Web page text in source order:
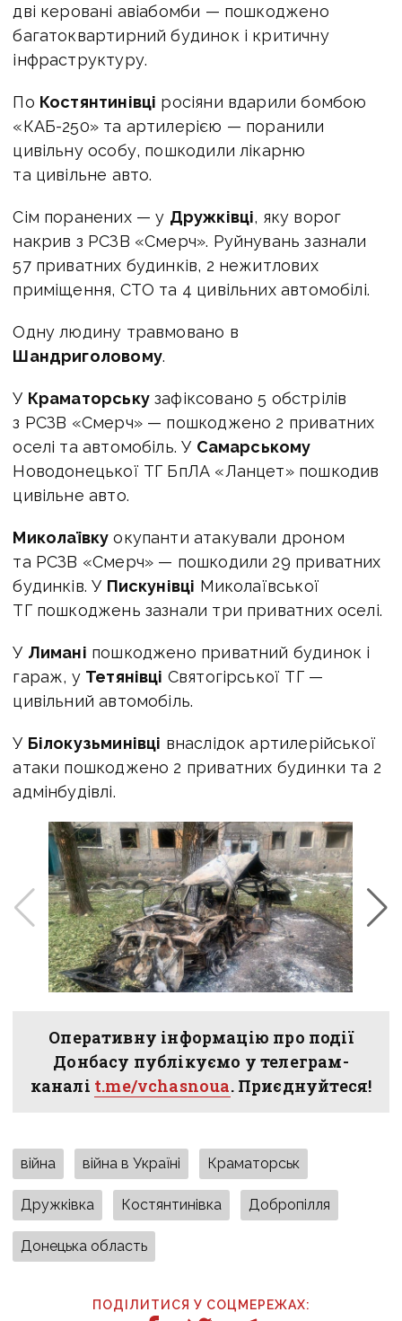
дві керовані авіабомби — пошкоджено
багатоквартирний будинок і критичну
інфраструктуру.
По Костянтинівці росіяни вдарили бомбою
«КАБ-250» та артилерією — поранили
цивільну особу, пошкодили лікарню
та цивільне авто.
Сім поранених — у Дружківці, яку ворог
накрив з РСЗВ «Смерч». Руйнувань зазнали
57 приватних будинків, 2 нежитлових
приміщення, СТО та 4 цивільних автомобілі.
Одну людину травмовано в
Шандриголовому.
У Краматорськузафіксовано 5 обстрілів
з РСЗВ «Смерч» — пошкоджено 2 приватних
оселі та автомобіль. У Самарському
Новодонецької ТГ БпЛА «Ланцет» пошкодив
цивільне авто.
Миколаївку окупанти атакували дроном
та РСЗВ «Смерч» — пошкодили 29 приватних
будинків. У Пискунівці Миколаївської
ТГ пошкоджень зазнали три приватних оселі.
У Лимані пошкоджено приватний будинок і
гараж, у Тетянівці Святогірської ТГ —
цивільний автомобіль.
У Білокузьминівці внаслідок артилерійської
атаки пошкоджено 2 приватних будинки та 2
адмінбудівлі.
Оперативну інформацію про події
Донбасу публікуємо у телеграм-
каналі t.me/vchasnoua. Приєднуйтеся!
війна війна в Україні Краматорськ
Дружківка Костянтинівка Добропілля
Донецька область
ПОДІЛИТИСЯ У СОЦМЕРЕЖАХ: